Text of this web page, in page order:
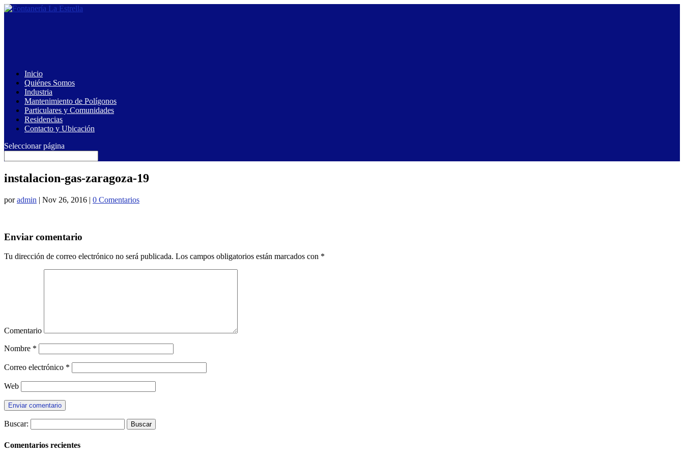
Inicio
Quiénes Somos
Industria
Mantenimiento de Polígonos
Particulares y Comunidades
Residencias
Contacto y Ubicación
Seleccionar página
instalacion-gas-zaragoza-19
poradmin | Nov 26, 2016 | 0 Comentarios
Enviar comentario
Tu dirección de correo electrónico no será publicada. Los campos obligatorios están marcados con *
Comentario
Nombre *
Correo electrónico *
Web
Buscar:
Comentarios recientes